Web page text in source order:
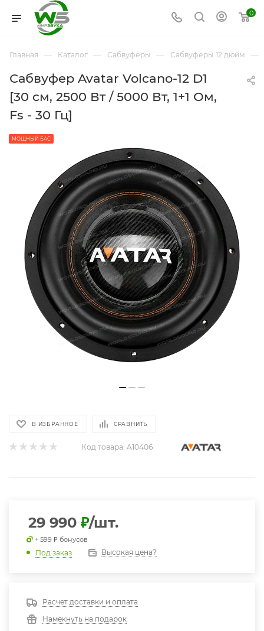
0
Главная — Каталог — Сабвуферы — Сабвуферы 12 дюйм —
Сабвуфер Avatar Volcano-12 D1
[30 см, 2500 Вт / 5000 Вт, 1+1 Ом,
Fs - 30 Гц]
МОЩНЫЙ БАС
В ИЗБРАННОЕ СРАВНИТЬ
Код товара: A10406
29 990 ₽/шт.
+ 599 ₽ бонусов
Под заказ Высокая цена?
Расчет доставки и оплата
Намекнуть на подарок